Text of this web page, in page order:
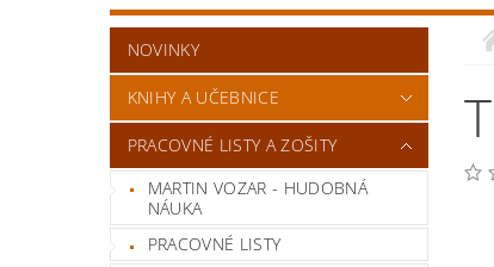
NOVINKY
KNIHY A UČEBNICE
PRACOVNÉ LISTY A ZOŠITY
MARTIN VOZAR - HUDOBNÁ
NÁUKA
PRACOVNÉ LISTY